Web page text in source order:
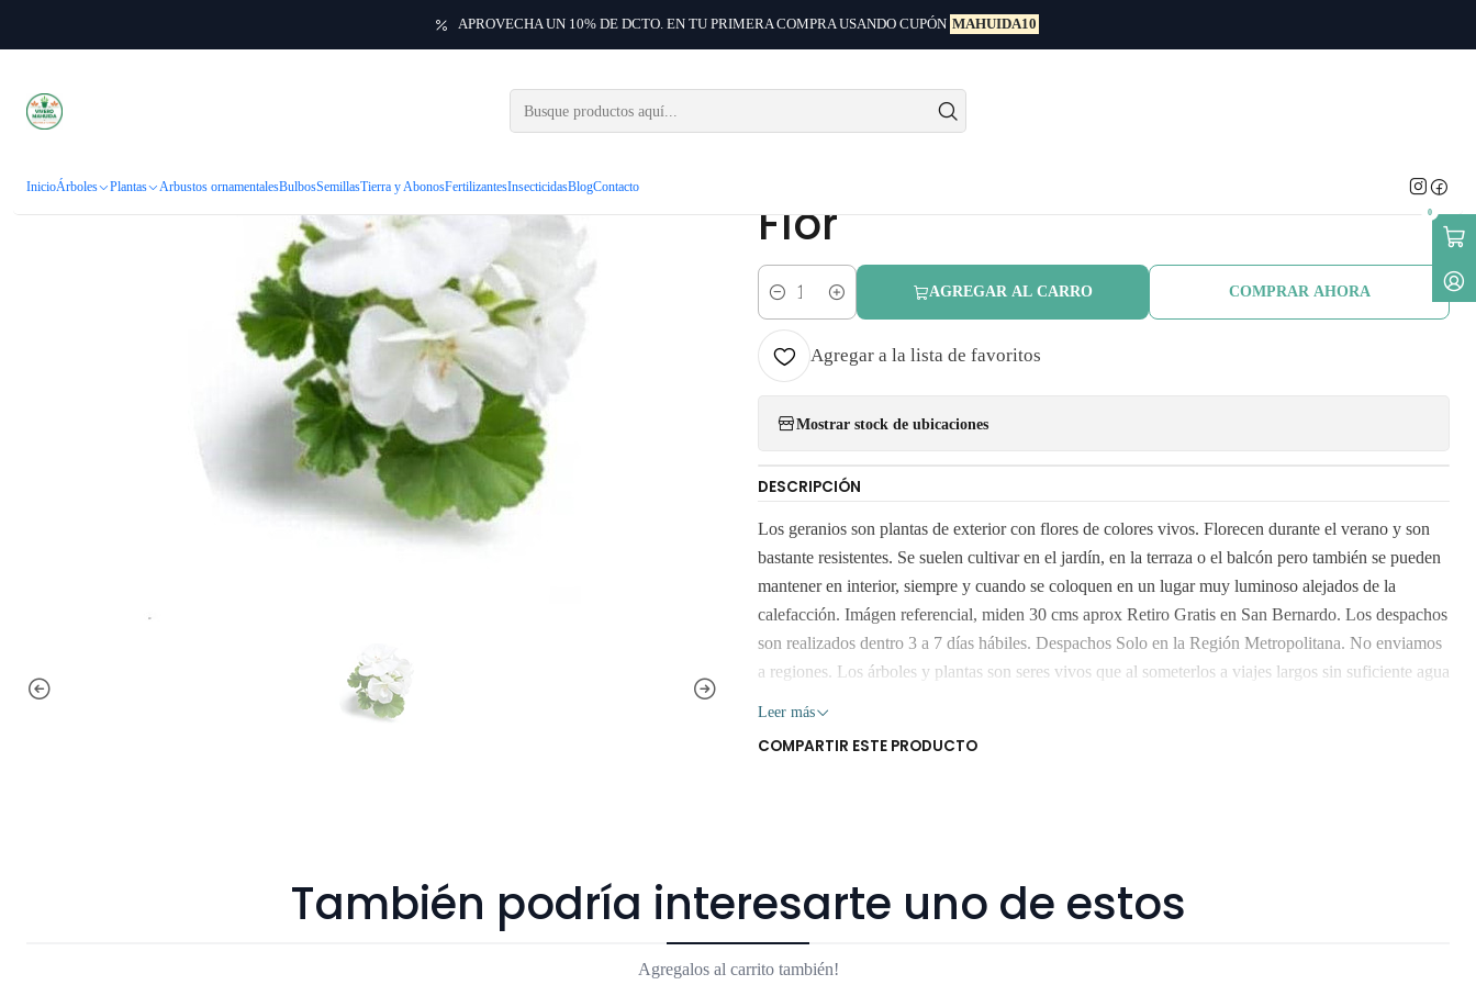
InicioÁrboles Plantas Arbustos ornamentalesBulbosSemillasTierra y AbonosFertilizantesInsecticidasBlogContacto
0
APROVECHA UN 10% DE DCTO. EN TU PRIMERA COMPRA USANDO CUPÓN MAHUIDA10
Inicio Arbustos ornamentales Cardenal Geranio Blanco Planta Arbusto Ornamental Flor
Cardenal Geranio Blanco
Flor
Cantidad
AGREGAR AL CARRO COMPRAR AHORA
Agregar a la lista de favoritos
Mostrar stock de ubicaciones
DESCRIPCIÓN
Los geranios son plantas de exterior con flores de colores vivos. Florecen durante el verano y son
bastante resistentes. Se suelen cultivar en el jardín, en la terraza o el balcón pero también se pueden
mantener en interior, siempre y cuando se coloquen en un lugar muy luminoso alejados de la
calefacción. Imágen referencial, miden 30 cms aprox Retiro Gratis en San Bernardo. Los despachos
son realizados dentro 3 a 7 días hábiles. Despachos Solo en la Región Metropolitana. No enviamos
a regiones. Los árboles y plantas son seres vivos que al someterlos a viajes largos sin suficiente agua
Leer más
COMPARTIR ESTE PRODUCTO
También podría interesarte uno de estos
Agregalos al carrito también!